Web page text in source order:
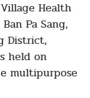
Health
Pa Sang,
District,
held on
multipurpose